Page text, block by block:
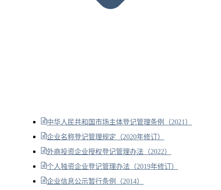
中华人民共和国市场主体登记管理条例（2021）
企业名称登记管理规定（2020年修订）
外商投资企业授权登记管理办法（2022）
个人独资企业登记管理办法（2019年修订）
企业信息公示暂行条例（2014）